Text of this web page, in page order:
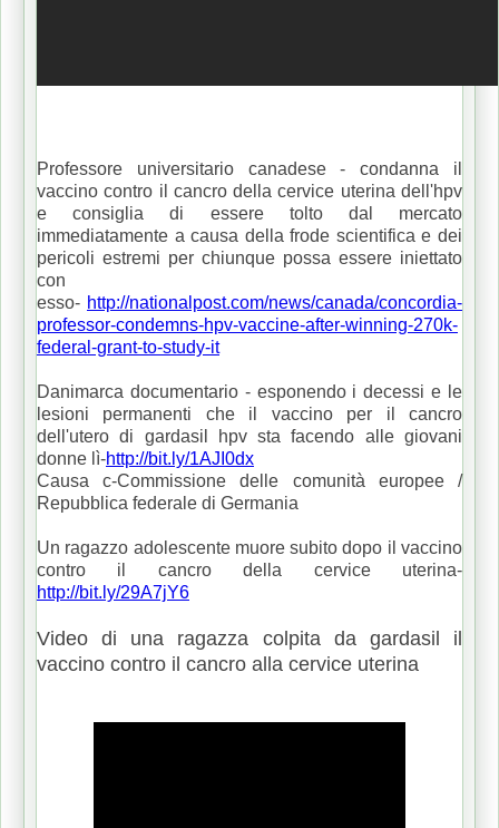
Professore universitario canadese - condanna il
vaccino contro il cancro della cervice uterina dell'hpv
e consiglia di essere tolto dal mercato
immediatamente a causa della frode scientifica e dei
pericoli estremi per chiunque possa essere iniettato
con
esso- http://nationalpost.com/news/canada/concordia-
professor-condemns-hpv-vaccine-after-winning-270k-
federal-grant-to-study-it
Danimarca documentario - esponendo i decessi e le
lesioni permanenti che il vaccino per il cancro
dell'utero di gardasil hpv sta facendo alle giovani
donne lì-http://bit.ly/1AJI0dx
Causa c-Commissione delle comunità europee /
Repubblica federale di Germania
Un ragazzo adolescente muore subito dopo il vaccino
contro il cancro della cervice uterina-
http://bit.ly/29A7jY6
Video di una ragazza colpita da gardasil il
vaccino contro il cancro alla cervice uterina